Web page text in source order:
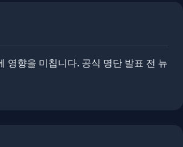
영향을 미칩니다. ​​공식 명단 발표 전 뉴